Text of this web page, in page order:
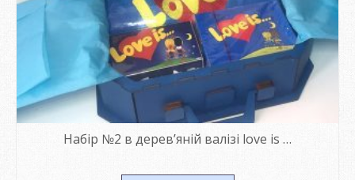
Набір №2 в дерев’яній валізі love is …